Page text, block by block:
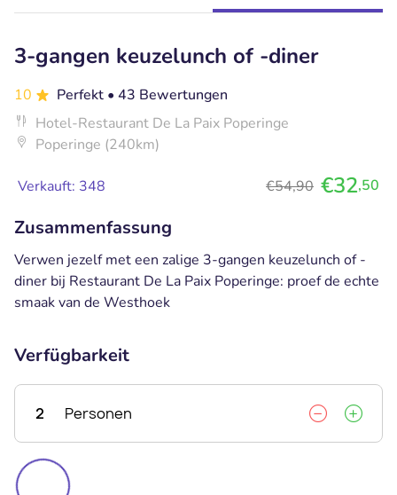
3-gangen keuzelunch of -diner
10 Perfekt • 43 Bewertungen
Hotel-Restaurant De La Paix Poperinge
Poperinge (240km)
Verkauft: 348 €54,90 €32,50
Zusammenfassung
Verwen jezelf met een zalige 3-gangen keuzelunch of -
diner bij Restaurant De La Paix Poperinge: proef de echte
smaak van de Westhoek
Verfügbarkeit
2 Personen